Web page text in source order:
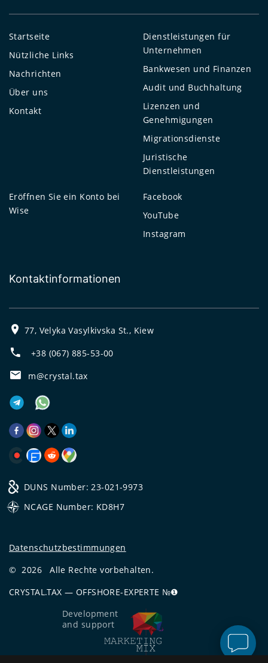
Startseite
Nützliche Links
Nachrichten
Über uns
Kontakt
Dienstleistungen für
Unternehmen
Bankwesen und Finanzen
Audit und Buchhaltung
Lizenzen und
Genehmigungen
Migrationsdienste
Juristische
Dienstleistungen
Eröffnen Sie ein Konto bei
Wise
Facebook
YouTube
Instagram
Kontaktinformationen
77, Velyka Vasylkivska St., Kiew
+38 (067) 885-53-00
m@crystal.tax
DUNS Number: 23-021-9973
NCAGE Number: KD8H7
Datenschutzbestimmungen
© 2026
Alle Rechte vorbehalten.
CRYSTAL.TAX — OFFSHORE-EXPERTE №❶
Development
and support